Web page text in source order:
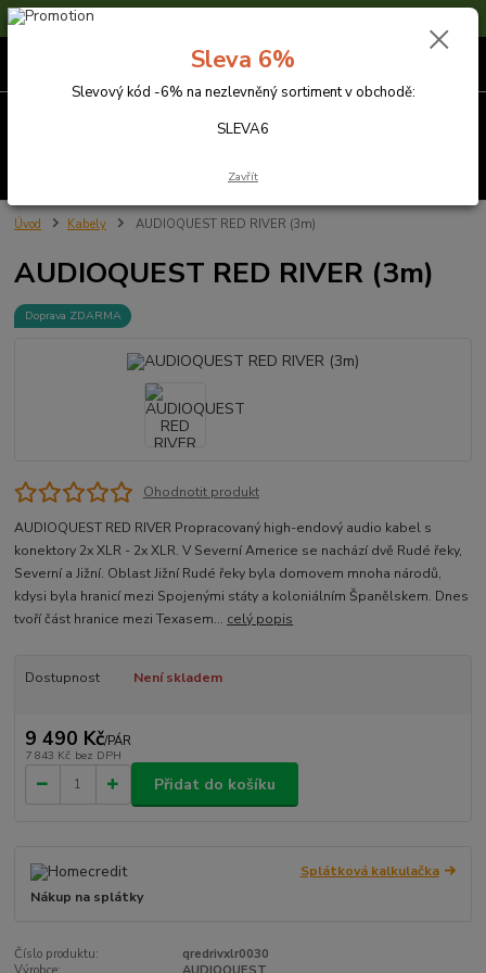
Sleva 6% na nezlevněné zboží s kódem SLEVA6
Úvod Kabely AUDIOQUEST RED RIVER (3m)
AUDIOQUEST RED RIVER (3m)
Doprava ZDARMA
Ohodnotit produkt
AUDIOQUEST RED RIVER Propracovaný high-endový audio kabel s
konektory 2x XLR - 2x XLR. V Severní Americe se nachází dvě Rudé řeky,
Severní a Jižní. Oblast Jižní Rudé řeky byla domovem mnoha národů,
kdysi byla hranicí mezi Spojenými státy a koloniálním Španělskem. Dnes
tvoří část hranice mezi Texasem... celý popis
Dostupnost Není skladem
9 490 Kč/PÁR
7 843 Kč bez DPH
Přidat do košíku
Splátková kalkulačka
Nákup na splátky
Číslo produktu:
qredrivxlr0030
Sleva 6%
Slevový kód -6% na nezlevněný sortiment v obchodě:
SLEVA6
Zavřít